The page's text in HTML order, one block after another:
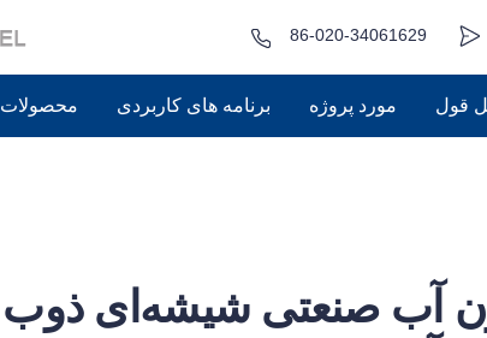
86-020-34061629
محصولات برنامه های کاربردی مورد پروژه قول
آب صنعتی شیشه‌ای ذوب